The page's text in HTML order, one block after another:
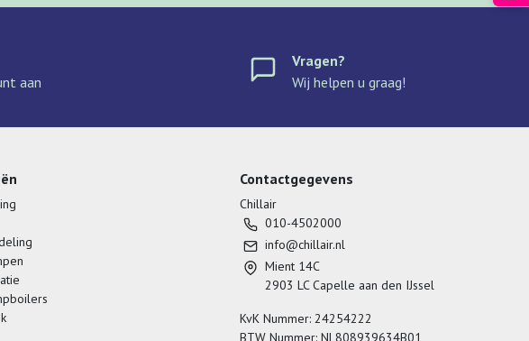
aan
Vragen?
Wij helpen u graag!
Contactgegevens
Chillair
010-4502000
info@chillair.nl
Mient 14C
2903 LC Capelle aan den IJssel
KvK Nummer: 24254222
BTW Nummer: NL808939634B01